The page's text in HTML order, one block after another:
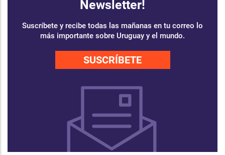
Newsletter!
Suscríbete y recibe todas las mañanas en tu correo lo
más importante sobre Uruguay y el mundo.
SUSCRÍBETE